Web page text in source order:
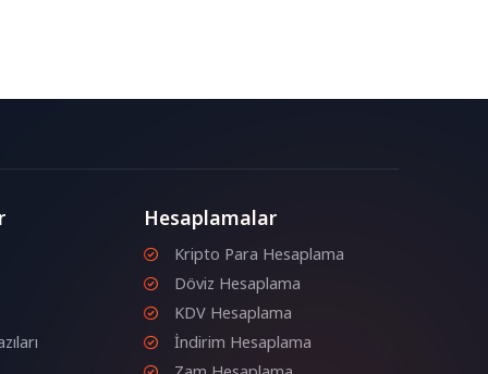
Hesaplamalar
Kripto Para Hesaplama
Döviz Hesaplama
KDV Hesaplama
İndirim Hesaplama